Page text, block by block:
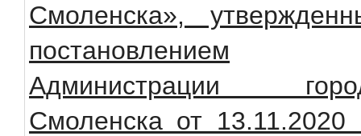
Смоленска»,
постановлением
Администрации
Смоленска от